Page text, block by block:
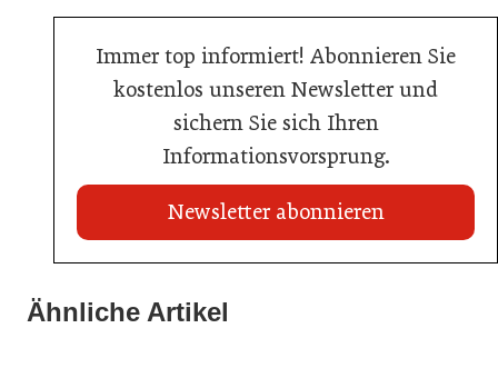
Immer top informiert! Abonnieren Sie
kostenlos unseren Newsletter und
sichern Sie sich Ihren
Informationsvorsprung.
Newsletter abonnieren
Ähnliche Artikel
Land Steiermark startet Qualitätsoffensive für die